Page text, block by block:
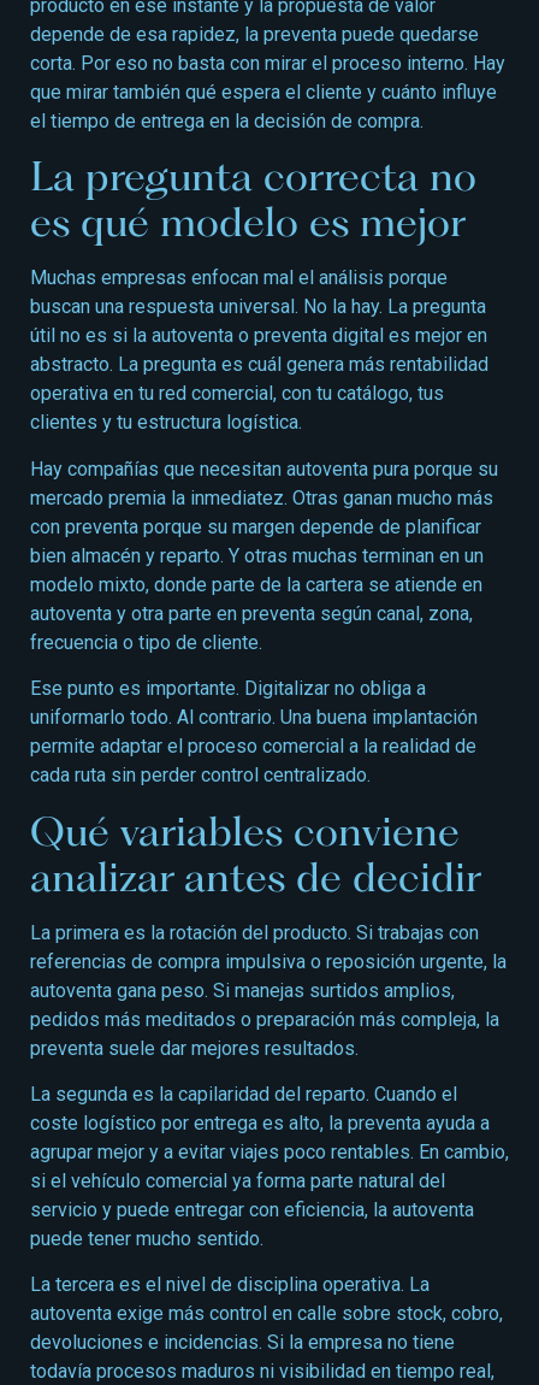
producto en ese instante y la propuesta de valor
depende de esa rapidez, la preventa puede quedarse
corta. Por eso no basta con mirar el proceso interno. Hay
que mirar también qué espera el cliente y cuánto influye
el tiempo de entrega en la decisión de compra.
La pregunta correcta no
es qué modelo es mejor
Muchas empresas enfocan mal el análisis porque
buscan una respuesta universal. No la hay. La pregunta
útil no es si la autoventa o preventa digital es mejor en
abstracto. La pregunta es cuál genera más rentabilidad
operativa en tu red comercial, con tu catálogo, tus
clientes y tu estructura logística.
Hay compañías que necesitan autoventa pura porque su
mercado premia la inmediatez. Otras ganan mucho más
con preventa porque su margen depende de planificar
bien almacén y reparto. Y otras muchas terminan en un
modelo mixto, donde parte de la cartera se atiende en
autoventa y otra parte en preventa según canal, zona,
frecuencia o tipo de cliente.
Ese punto es importante. Digitalizar no obliga a
uniformarlo todo. Al contrario. Una buena implantación
permite adaptar el proceso comercial a la realidad de
cada ruta sin perder control centralizado.
Qué variables conviene
analizar antes de decidir
La primera es la rotación del producto. Si trabajas con
referencias de compra impulsiva o reposición urgente, la
autoventa gana peso. Si manejas surtidos amplios,
pedidos más meditados o preparación más compleja, la
preventa suele dar mejores resultados.
La segunda es la capilaridad del reparto. Cuando el
coste logístico por entrega es alto, la preventa ayuda a
agrupar mejor y a evitar viajes poco rentables. En cambio,
si el vehículo comercial ya forma parte natural del
servicio y puede entregar con eficiencia, la autoventa
puede tener mucho sentido.
La tercera es el nivel de disciplina operativa. La
autoventa exige más control en calle sobre stock, cobro,
devoluciones e incidencias. Si la empresa no tiene
todavía procesos maduros ni visibilidad en tiempo real,